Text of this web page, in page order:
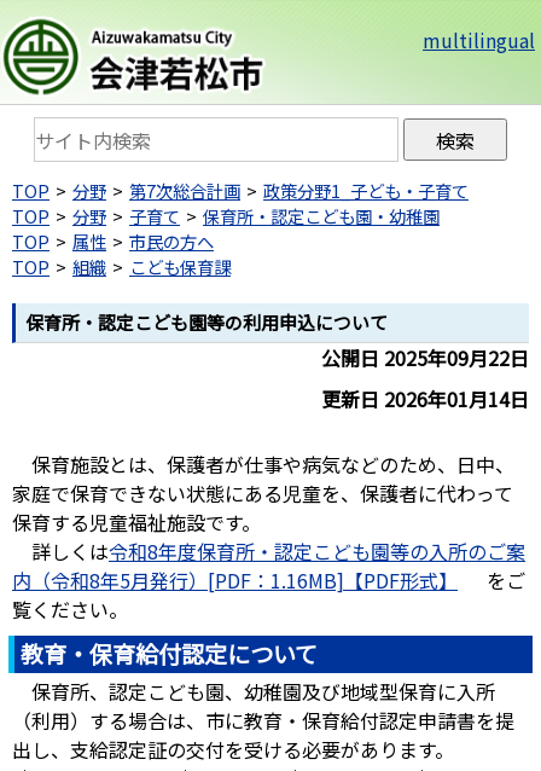
multilingual
TOP 分野 第7次総合計画
政策分野1_子ども・子育て
TOP
分野 子育て
保育所・認定こども園・幼稚園
TOP
属性
市民の方へ
TOP
組織 こども保育課
保育所・認定こども園等の利用申込について
公開日 2025年09月22日
更新日 2026年01月14日
保育施設とは、保護者が仕事や病気などのため、日中、
家庭で保育できない状態にある児童を、保護者に代わって
保育する児童福祉施設です。
詳しくは令和8年度保育所・認定こども園等の入所のご案
内（令和8年5月発行）[PDF：1.16MB]
をご
覧ください。
教育・保育給付認定について
保育所、認定こども園、幼稚園及び地域型保育に入所
（利用）する場合は、市に教育・保育給付認定申請書を提
出し、支給認定証の交付を受ける必要があります。